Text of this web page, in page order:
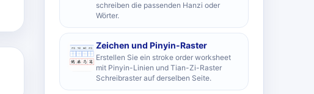
schreiben die passenden Hanzi oder
Wörter.
Zeichen und Pinyin-Raster
Erstellen Sie ein stroke order worksheet
mit Pinyin-Linien und Tian-Zi-Raster
Schreibraster auf derselben Seite.